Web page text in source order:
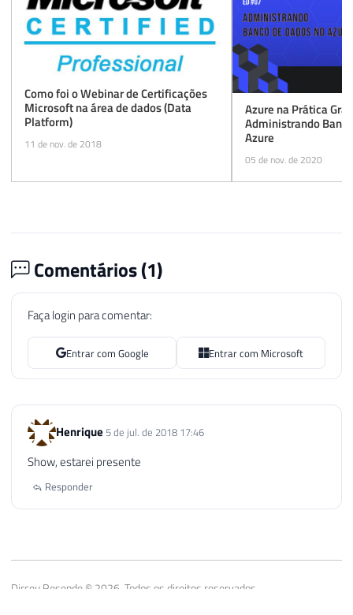
Como foi o Webinar de Certificações
Microsoft na área de dados (Data
Platform)
11 de nov. de 2018
Azure na Prática
Administrando
Azure
05 de nov. de 2020
Comentários (1)
Faça login para comentar:
Entrar com Google Entrar com Microsoft
Henrique 5 de jul. de 2018 17:46
Show, estarei presente
Responder
Dirceu Resende © 2026. Todos os direitos reservados.